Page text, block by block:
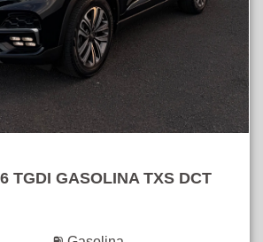
TGDI GASOLINA TXS DCT